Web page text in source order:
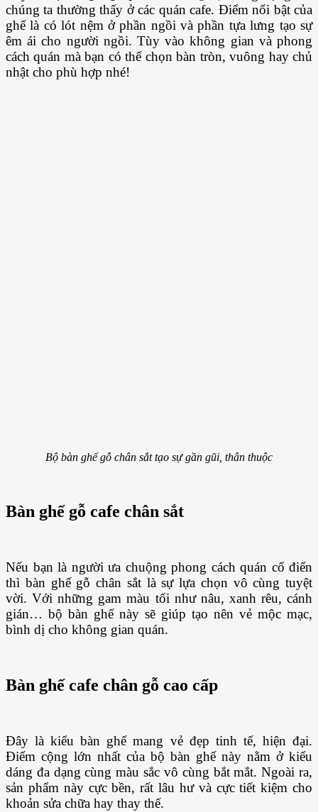
chúng ta thường thấy ở các quán cafe. Điểm nổi bật của
ghế là có lót nệm ở phần ngồi và phần tựa lưng tạo sự
êm ái cho người ngồi. Tùy vào không gian và phong
cách quán mà bạn có thể chọn bàn tròn, vuông hay chủ
nhật cho phù hợp nhé!
Bộ bàn ghế gỗ chân sắt tạo sự gần gũi, thân thuộc
Bàn ghế gỗ cafe chân sắt
Nếu bạn là người ưa chuộng phong cách quán cổ điển
thì bàn ghế gỗ chân sắt là sự lựa chọn vô cùng tuyệt
vời. Với những gam màu tối như nâu, xanh rêu, cánh
gián… bộ bàn ghế này sẽ giúp tạo nên vẻ mộc mạc,
bình dị cho không gian quán.
Bàn ghế cafe chân gỗ cao cấp
Đây là kiểu bàn ghế mang vẻ đẹp tinh tế, hiện đại.
Điểm cộng lớn nhất của bộ bàn ghế này nằm ở kiểu
dáng đa dạng cùng màu sắc vô cùng bắt mắt. Ngoài ra,
sản phẩm này cực bền, rất lâu hư và cực tiết kiệm cho
khoản sửa chữa hay thay thế.